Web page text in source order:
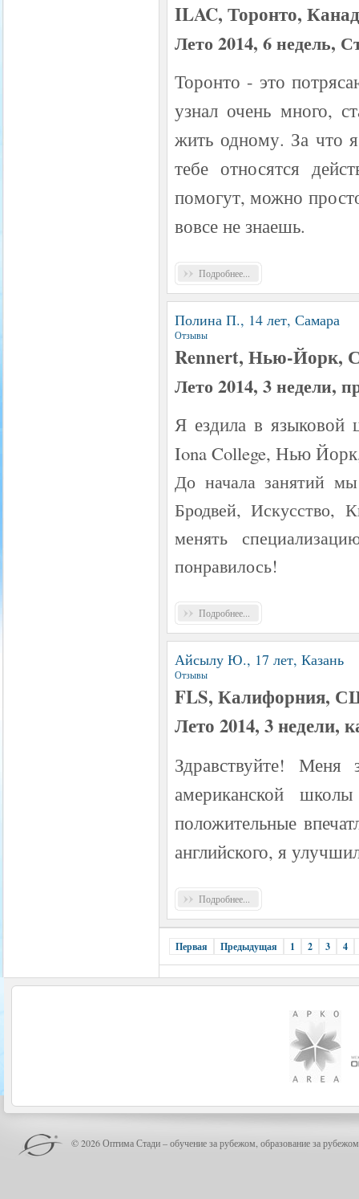
ILAC, Торонто,
Лето 2014, 6 недель,
Торонто - это
узнал очень много,
жить одному. За что
тебе относятся
помогут, можно
вовсе не знаешь.
Подробнее...
Полина П., 14 лет, Самара
Отзывы
Rennert, Нью-
Лето 2014, 3 недели,
Я ездила в языковой
Iona College, Нью
До начала занятий
Бродвей,
менять
понравилось!
Подробнее...
Айсылу Ю., 17 лет, Казань
Отзывы
FLS, Калифорния,
Лето 2014, 3 недели,
Здравствуйте!
американской
положительные
английского, я
Подробнее...
Первая Предыдущая 1 2 3 4
© 2026 Оптима Стади – обучение за рубежом, образование за